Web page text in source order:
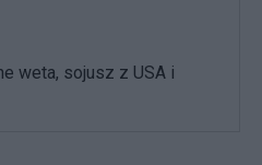
weta, sojusz z USA i